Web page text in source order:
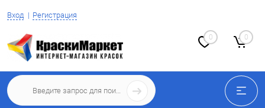
Вход Регистрация
0 0